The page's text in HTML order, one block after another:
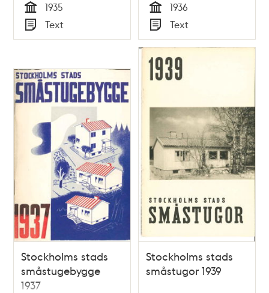
Tid
1935
Typ
Text Tid
1936
Typ
Text
Stockholms stads
småstugebygge
1937
Stockholms stads
småstugor 1939